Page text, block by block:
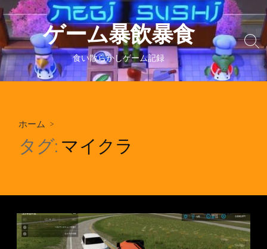
コ
ン
テ
ン
ツ
へ
ゲーム暴飲暴食
食い散らかしゲーム記録
検
索
り
ホーム >
タグ: マイクラ